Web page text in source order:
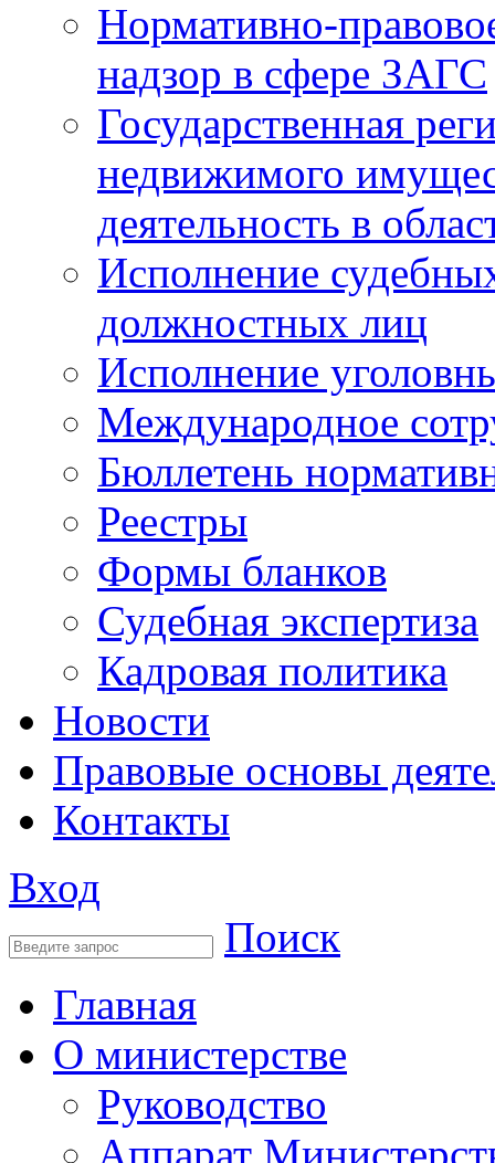
Нормативно-
надзор в сфере ЗАГС
Государственная
недвижимого
деятельность в
Исполнение
должностных лиц
Исполнение
Международное
Бюллетень
Реестры
Формы бланков
Судебная экспертиза
Кадровая политика
Новости
Правовые основы
Контакты
Вход
Поиск
Главная
О министерстве
Руководство
Аппарат